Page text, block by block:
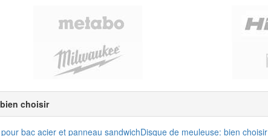
choisir
bac acier et panneau sandwichDisque de meuleuse: bien choisir